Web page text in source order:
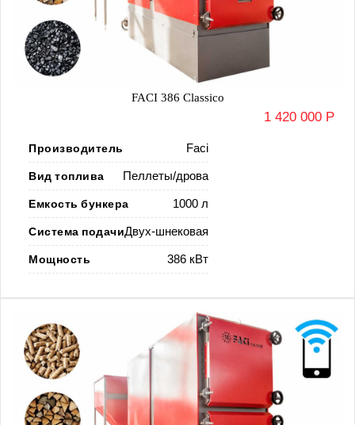
FACI 386 Classico
1 420 000 Р
Производитель Faci
Вид топлива Пеллеты/дрова
Емкость бункера 1000 л
Система подачиДвух-шнековая
Мощность 386 кВт